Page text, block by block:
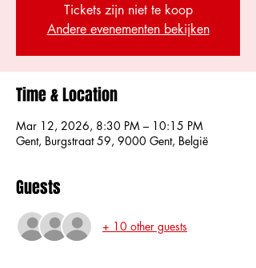
Tickets zijn niet te koop
Andere evenementen bekijken
Time & Location
Mar 12, 2026, 8:30 PM – 10:15 PM
Gent, Burgstraat 59, 9000 Gent, België
Guests
+ 10 other guests